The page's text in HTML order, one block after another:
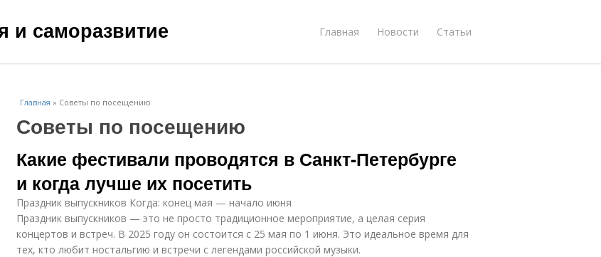
и саморазвитие Главная Новости Статьи
Главная » Советы по посещению
Советы по посещению
Какие фестивали проводятся в Санкт-Петербурге
и когда лучше их посетить
Праздник выпускников Когда: конец мая — начало июня
Праздник выпускников — это не просто традиционное мероприятие, а целая серия
концертов и встреч. В 2025 году он состоится с 25 мая по 1 июня. Это идеальное время для
тех, кто любит ностальгию и встречи с легендами российской музыки.